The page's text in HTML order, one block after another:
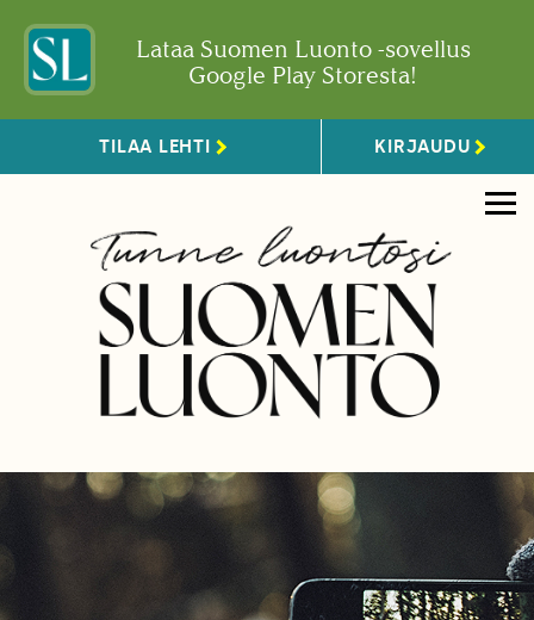
Lataa Suomen Luonto -sovellus
Google Play Storesta!
TILAA LEHTI KIRJAUDU